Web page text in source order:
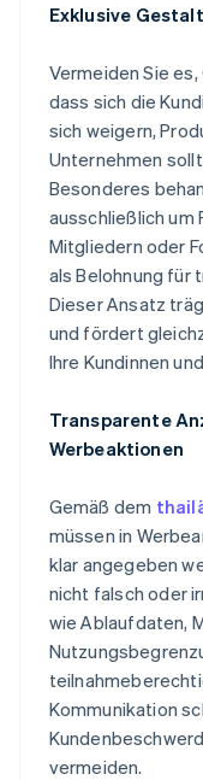
Exklusive
Vermeiden Sie
dass sich die
sich weigern,
Unternehmen
Besonderes
ausschließlich um
Mitgliedern oder
als Belohnung für
Dieser Ansatz
und fördert
Ihre Kundinnen
Transparente
Werbeaktionen
Gemäß dem
müssen in
klar angegeben
nicht falsch oder
wie Ablaufdaten,
Kommunikation
vermeiden.